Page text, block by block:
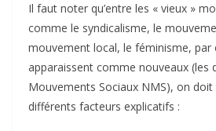
Il faut noter qu’entre les « vieux »
comme le syndicalisme, le
mouvement local, le féminisme, par
apparaissent comme nouveaux (les
Mouvements Sociaux NMS), on
différents facteurs explicatifs :